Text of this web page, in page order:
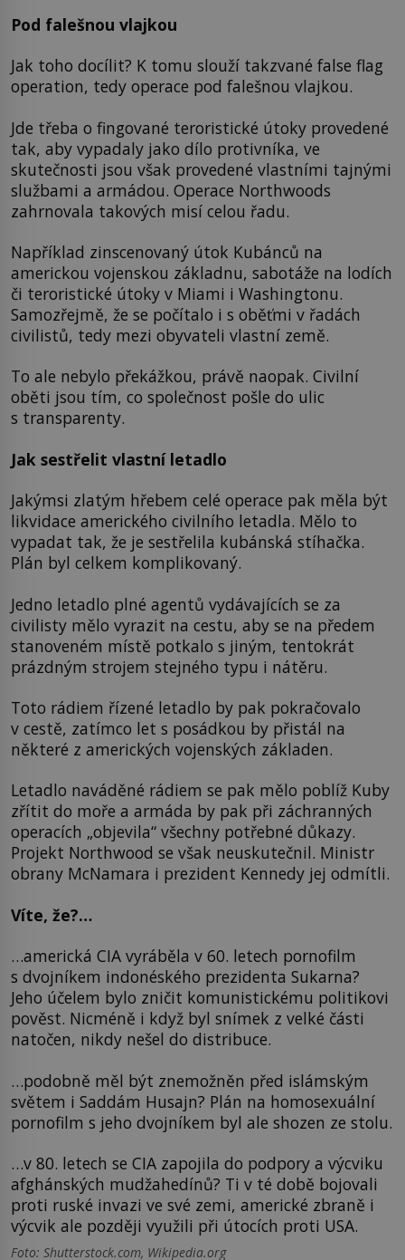
Pod falešnou vlajkou
Jak toho docílit? K tomu slouží takzvané false flag
operation, tedy operace pod falešnou vlajkou.
Jde třeba o fingované teroristické útoky provedené
tak, aby vypadaly jako dílo protivníka, ve
skutečnosti jsou však provedené vlastními tajnými
službami a armádou. Operace Northwoods
zahrnovala takových misí celou řadu.
Například zinscenovaný útok Kubánců na
americkou vojenskou základnu, sabotáže na lodích
či teroristické útoky v Miami i Washingtonu.
Samozřejmě, že se počítalo i s oběťmi v řadách
civilistů, tedy mezi obyvateli vlastní země.
To ale nebylo překážkou, právě naopak. Civilní
oběti jsou tím, co společnost pošle do ulic
s transparenty.
Jak sestřelit vlastní letadlo
Jakýmsi zlatým hřebem celé operace pak měla být
likvidace amerického civilního letadla. Mělo to
vypadat tak, že je sestřelila kubánská stíhačka.
Plán byl celkem komplikovaný.
Jedno letadlo plné agentů vydávajících se za
civilisty mělo vyrazit na cestu, aby se na předem
stanoveném místě potkalo s jiným, tentokrát
prázdným strojem stejného typu i nátěru.
Toto rádiem řízené letadlo by pak pokračovalo
v cestě, zatímco let s posádkou by přistál na
některé z amerických vojenských základen.
Letadlo naváděné rádiem se pak mělo poblíž Kuby
zřítit do moře a armáda by pak při záchranných
operacích „objevila“ všechny potřebné důkazy.
Projekt Northwood se však neuskutečnil. Ministr
obrany McNamara i prezident Kennedy jej odmítli.
Víte, že?…
…americká CIA vyráběla v 60. letech pornofilm
s dvojníkem indonéského prezidenta Sukarna?
Jeho účelem bylo zničit komunistickému politikovi
pověst. Nicméně i když byl snímek z velké části
natočen, nikdy nešel do distribuce.
…podobně měl být znemožněn před islámským
světem i Saddám Husajn? Plán na homosexuální
pornofilm s jeho dvojníkem byl ale shozen ze stolu.
…v 80. letech se CIA zapojila do podpory a výcviku
afghánských mudžahedínů? Ti v té době bojovali
proti ruské invazi ve své zemi, americké zbraně i
výcvik ale později využili při útocích proti USA.
Foto: Shutterstock.com, Wikipedia.org